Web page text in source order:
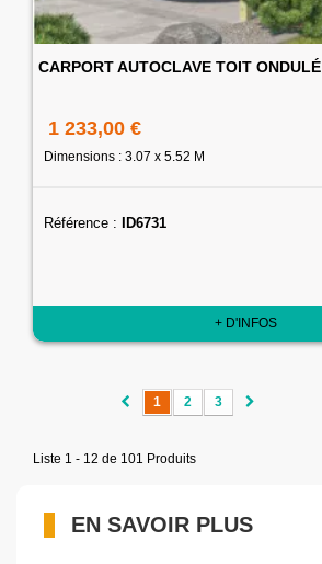
CARPORT AUTOCLAVE TOIT ONDULÉ
1 233,00 €
Dimensions : 3.07 x 5.52 M
Référence : ID6731
+ D'INFOS
1 2 3
Liste 1 - 12 de 101 Produits
EN SAVOIR PLUS